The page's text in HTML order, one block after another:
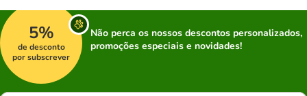
5%
de desconto
por subscrever
Não perca os nossos descontos personalizados,
promoções especiais e novidades!